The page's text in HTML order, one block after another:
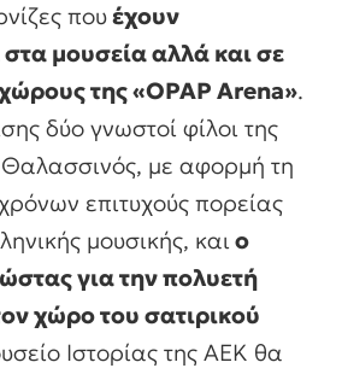
πουέχουν
μουσεία αλλά και σε
της «OPAP Arena».
δύο γνωστοί φίλοι της
με αφορμή τη
επιτυχούς πορείας
μουσικής, καιο
για την πολυετή
χώρο του σατιρικού
Ιστορίας της ΑΕΚ θα